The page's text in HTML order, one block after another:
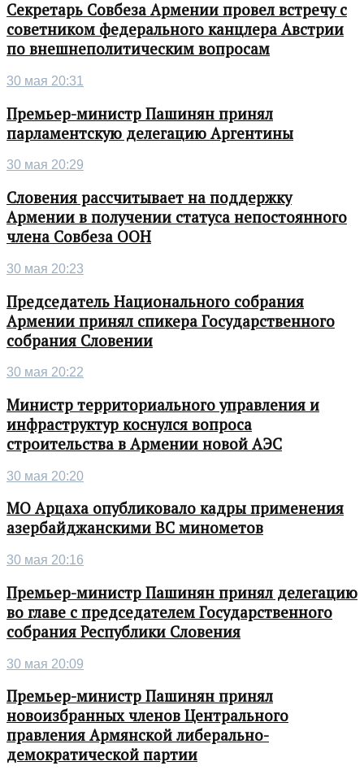
Секретарь Совбеза Армении провел встречу с
советником федерального канцлера Австрии
по внешнеполитическим вопросам
30 мая 20:31
Премьер-министр Пашинян принял
парламентскую делегацию Аргентины
30 мая 20:29
Словения рассчитывает на поддержку
Армении в получении статуса непостоянного
члена Совбеза ООН
30 мая 20:23
Председатель Национального собрания
Армении принял спикера Государственного
собрания Словении
30 мая 20:22
Министр территориального управления и
инфраструктур коснулся вопроса
строительства в Армении новой АЭС
30 мая 20:20
МО Арцаха опубликовало кадры применения
азербайджанскими ВС минометов
30 мая 20:16
Премьер-министр Пашинян принял делегацию
во главе с председателем Государственного
собрания Республики Словения
30 мая 20:09
Премьер-министр Пашинян принял
новоизбранных членов Центрального
правления Армянской либерально-
демократической партии